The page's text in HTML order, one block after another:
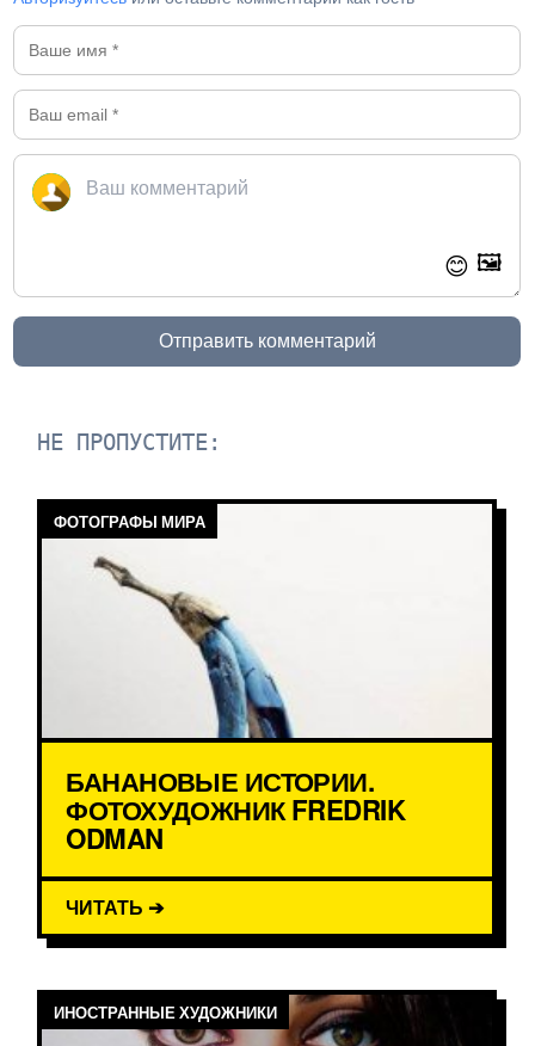
😊 🖼️
Отправить комментарий
НЕ ПРОПУСТИТЕ:
ФОТОГРАФЫ МИРА
БАНАНОВЫЕ ИСТОРИИ.
ФОТОХУДОЖНИК FREDRIK
ODMAN
ЧИТАТЬ ➔
ИНОСТРАННЫЕ ХУДОЖНИКИ